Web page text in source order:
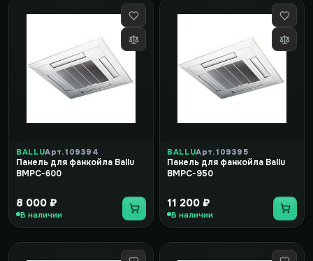
BALLUАрт. 109394
Панель для фанкойла Ballu
BMPC-600
8 000 ₽
В наличии
BALLUАрт. 109395
Панель для фанкойла Ballu
BMPC-950
11 200 ₽
В наличии